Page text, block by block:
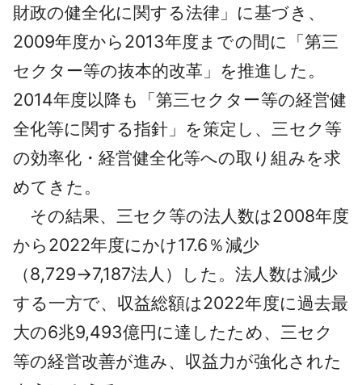
財政の健全化に関する法律」に基づき、
2009年度から2013年度までの間に「第三
セクター等の抜本的改革」を推進した。
2014年度以降も「第三セクター等の経営健
全化等に関する指針」を策定し、三セク等
の効率化・経営健全化等への取り組みを求
めてきた。
その結果、三セク等の法人数は2008年度
から2022年度にかけ17.6％減少
（8,729→7,187法人）した。法人数は減少
する一方で、収益総額は2022年度に過去最
大の6兆9,493億円に達したため、三セク
等の経営改善が進み、収益力が強化された